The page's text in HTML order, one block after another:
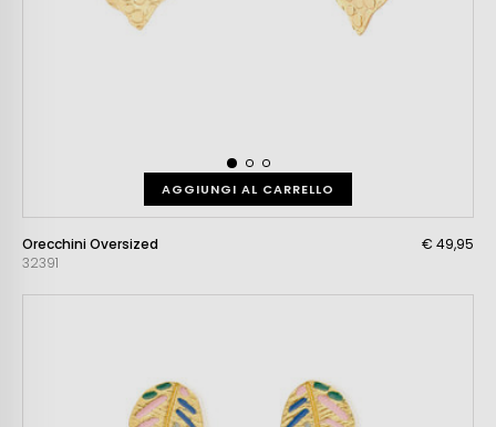
AGGIUNGI AL CARRELLO
Orecchini Oversized
32391
€ 49,95